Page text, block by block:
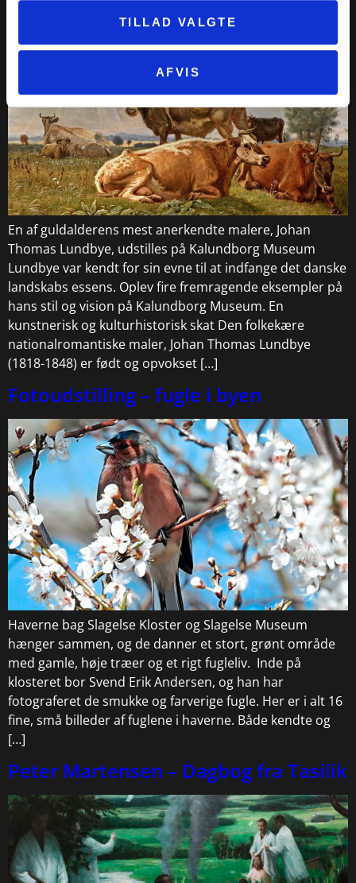
TILLAD VALGTE
AFVIS
En af guldalderens mest anerkendte malere, Johan
Thomas Lundbye, udstilles på Kalundborg Museum
Lundbye var kendt for sin evne til at indfange det danske
landskabs essens. Oplev fire fremragende eksempler på
hans stil og vision på Kalundborg Museum. En
kunstnerisk og kulturhistorisk skat Den folkekære
nationalromantiske maler, Johan Thomas Lundbye
(1818-1848) er født og opvokset […]
Fotoudstilling – fugle i byen
Haverne bag Slagelse Kloster og Slagelse Museum
hænger sammen, og de danner et stort, grønt område
med gamle, høje træer og et rigt fugleliv. Inde på
klosteret bor Svend Erik Andersen, og han har
fotograferet de smukke og farverige fugle. Her er i alt 16
fine, små billeder af fuglene i haverne. Både kendte og
[…]
Peter Martensen – Dagbog fra Tasilik